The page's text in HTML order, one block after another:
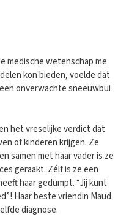
medische wetenschap me
kon bieden, voelde dat
onverwachte sneeuwbui
het vreselijke verdict dat
of kinderen krijgen. Ze
samen met haar vader is ze
geraakt. Zélf is ze een
haar gedumpt. “Jij kunt
Haar beste vriendin Maud
diagnose.